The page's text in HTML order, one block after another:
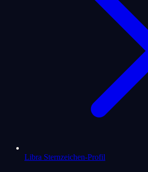
Libra Sternzeichen-Profil